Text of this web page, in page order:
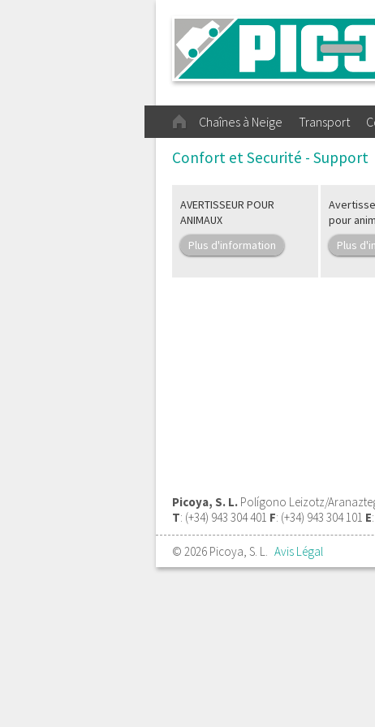
Chaînes à Neige Transport
Confort et Securité - Support
AVERTISSEUR POUR
ANIMAUX
Plus d'information
pour
Plus
Picoya, S. L. Polígono Leizotz/
T: (+34) 943 304 401 F: (+34) 943 304 101 E:
© 2026 Picoya, S. L. Avis Légal